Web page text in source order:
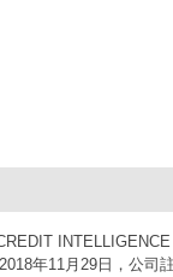
年11月29日，公司